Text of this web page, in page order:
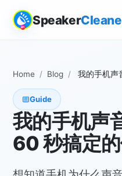
Speaker
Home / Blog / 我的手机声
Guide
我的手机声
60 秒搞定